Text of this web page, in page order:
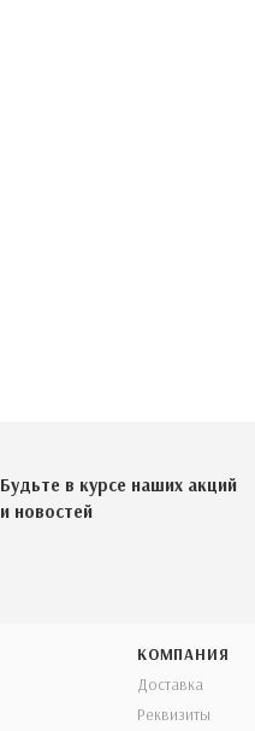
Будьте в курсе наших акций
и новостей
КОМПАНИЯ
Доставка
Реквизиты